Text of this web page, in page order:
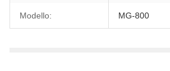
Modello: MG-800